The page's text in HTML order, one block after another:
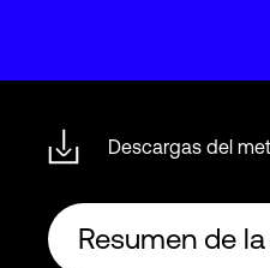
Descargas del
Resumen de